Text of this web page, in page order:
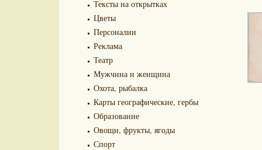
Тексты на открытках
Цветы
Персоналии
Реклама
Театр
Мужчина и женщина
Охота, рыбалка
Карты географические, гербы
Образование
Овощи, фрукты, ягоды
Спорт